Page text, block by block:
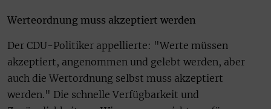
Werteordnung muss akzeptiert werden
Der CDU-Politiker appellierte: "Werte müssen
akzeptiert, angenommen und gelebt werden, aber
auch die Wertordnung selbst muss akzeptiert
werden." Die schnelle Verfügbarkeit und